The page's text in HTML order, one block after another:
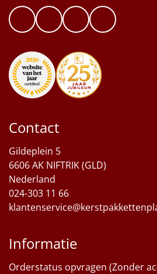
Contact
Gildeplein 5
6606 AK NIFTRIK (GLD)
Nederland
024-303 11 66
Informatie
Orderstatus opvragen (Zonder